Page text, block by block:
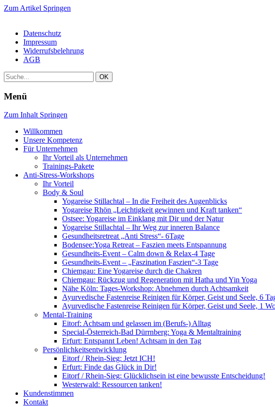
Zum Artikel Springen
Datenschutz
Impressum
Widerrufsbelehrung
AGB
Menü
Zum Inhalt Springen
Willkommen
Unsere Kompetenz
Für Unternehmen
Ihr Vorteil als Unternehmen
Trainings-Pakete
Anti-Stress-Workshops
Ihr Vorteil
Body & Soul
Yogareise Stillachtal – In die Freiheit des Augenblicks
Yogareise Rhön „Leichtigkeit gewinnen und Kraft tanken“
Ostsee: Yogareise im Einklang mit Dir und der Natur
Yogareise Stillachtal – Ihr Weg zur inneren Balance
Gesundheitsretreat „Anti Stress“- 6Tage
Bodensee:Yoga Retreat – Faszien meets Entspannung
Gesundheits-Event – Calm down & Relax-4 Tage
Gesundheits-Event – „Faszination Faszien“-3 Tage
Chiemgau: Eine Yogareise durch die Chakren
Chiemgau: Rückzug und Regeneration mit Hatha und Yin Yoga
Nähe Köln: Tages-Workshop: Abnehmen durch Achtsamkeit
Ayurvedische Fastenreise Reinigen für Körper, Geist und Seele, 6
Ayurvedische Fastenreise Reinigen für Körper, Geist und Seele, 1
Mental-Training
Eitorf: Achtsam und gelassen im (Berufs-) Alltag
Special-Österreich-Bad Dürrnberg: Yoga & Mentaltraining
Erfurt: Entspannt Leben! Achtsam in den Tag
Persönlichkeitsentwicklung
Eitorf / Rhein-Sieg: Jetzt ICH!
Erfurt: Finde das Glück in Dir!
Eitorf / Rhein-Sieg: Glücklichsein ist eine bewusste Entscheidung!
Westerwald: Ressourcen tanken!
Kundenstimmen
Kontakt